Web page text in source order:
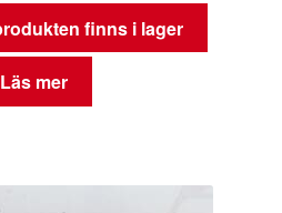
finns i lager
Läs mer